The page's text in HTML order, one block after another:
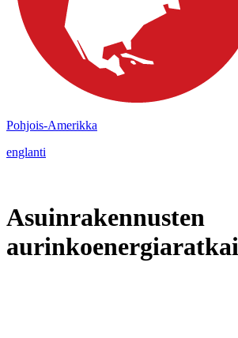
Pohjois-Amerikka
englanti
Asuinrakennusten